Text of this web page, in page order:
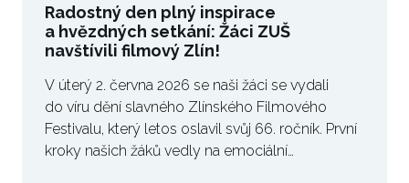
Radostný den plný inspirace
a hvězdných setkání: Žáci ZUŠ
navštívili filmový Zlín!
V úterý 2. června 2026 se naši žáci se vydali
do víru dění slavného Zlínského Filmového
Festivalu, který letos oslavil svůj 66. ročník. První
kroky našich žáků vedly na emociální…